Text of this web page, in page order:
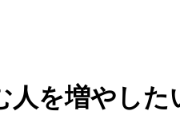
を増やし